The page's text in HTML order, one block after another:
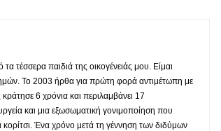
τέσσερα παιδιά της οικογένειάς μου. Είμαι
Το 2003 ήρθα για πρώτη φορά αντιμέτωπη με
6 χρόνια και περιλαμβάνει 17
και μια εξωσωματική γονιμοποίηση που
Ένα χρόνο μετά τη γέννηση των διδύμων